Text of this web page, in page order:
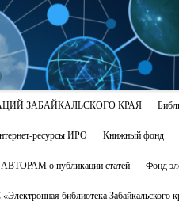
ЗАБАЙКАЛЬСКОГО КРАЯ
ресурсы ИРО Книжный фонд
АВТОРАМ о публикации статей Фонд
библиотека Забайкальского